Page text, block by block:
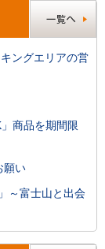
ングエリアの営
商品を期間限
願い
～富士山と出会